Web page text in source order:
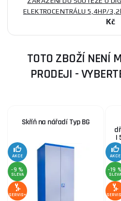
ELEKTROCENTRÁLU 5,4HP/
Kč
TOTO ZBOŽÍ NENÍ
PRODEJI -
Skříň na nářadí Typ BG
AKCE
-9 %
SLEVA
SERVIS+
|
AKCE
-19
SLEVA